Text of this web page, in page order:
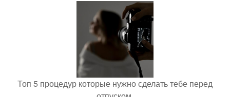
Топ 5 процедур которые нужно сделать тебе перед